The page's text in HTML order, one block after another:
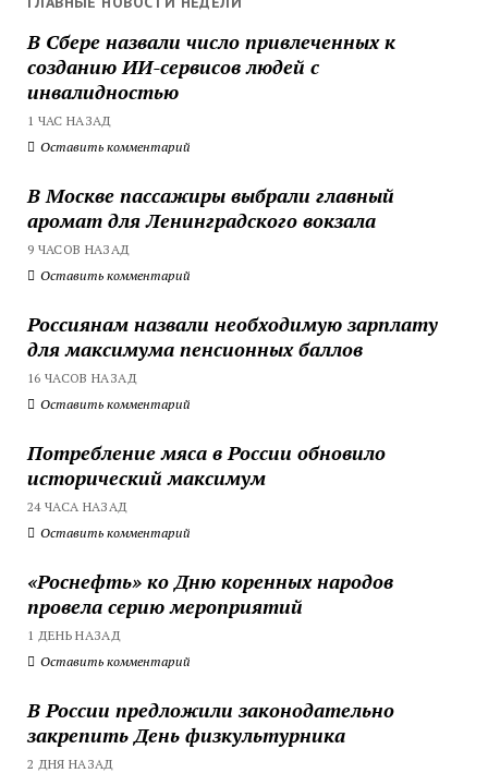
В Сбере назвали число привлеченных к
созданию ИИ-сервисов людей с
инвалидностью
1 ЧАС НАЗАД
Оставить комментарий
В Москве пассажиры выбрали главный
аромат для Ленинградского вокзала
9 ЧАСОВ НАЗАД
Оставить комментарий
Россиянам назвали необходимую зарплату
для максимума пенсионных баллов
16 ЧАСОВ НАЗАД
Оставить комментарий
Потребление мяса в России обновило
исторический максимум
24 ЧАСА НАЗАД
Оставить комментарий
«Роснефть» ко Дню коренных народов
провела серию мероприятий
1 ДЕНЬ НАЗАД
Оставить комментарий
В России предложили законодательно
закрепить День физкультурника
2 ДНЯ НАЗАД